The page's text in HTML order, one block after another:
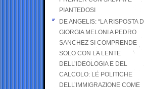
PIANTEDOSI
DE ANGELIS: “LA RISPOSTA DI
GIORGIA MELONI A PEDRO
SANCHEZ SI COMPRENDE
SOLO CON LA LENTE
DELL’IDEOLOGIA E DEL
CALCOLO: LE POLITICHE
DELL’IMMIGRAZIONE COME